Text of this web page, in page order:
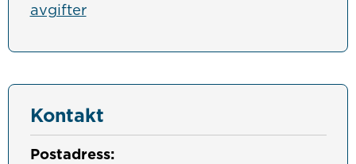
avgifter
Kontakt
Postadress: